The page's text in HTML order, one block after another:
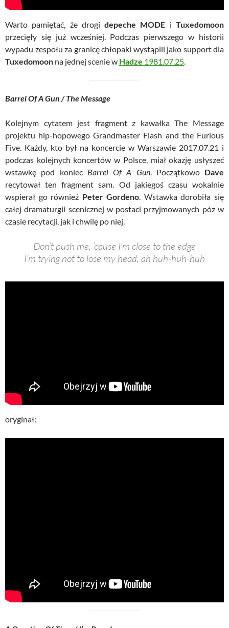
Warto pamiętać, że drogidepeche MODE iTuxedomoon
przecięły się już wcześniej. Podczas pierwszego w historii
wypadu zespołu za granicę chłopaki wystąpili jako support dla
Tuxedomoon na jednej scenie w Hadze 1981.07.25
Barrel Of A Gun / The Message
Kolejnym cytatem jest fragment z kawałka The Message
projektu hip-hopowego Grandmaster Flash and the Furious
Five. Każdy, kto był na koncercie w Warszawie 2017.07.21 i
podczas kolejnych koncertów w Polsce, miał okazję usłyszeć
wstawkę pod koniec Barrel Of A Gun. Początkowo Dave
recytował ten fragment sam. Od jakiegoś czasu wokalnie
wspierał go również Peter Gordeno . Wstawka dorobiła się
całej dramaturgii scenicznej w postaci przyjmowanych póz w
czasie recytacji, jak i chwilę po niej.
Don’t push me, ’cause I’m close to the edge
I’m trying not to lose my head, ah huh-huh-huh
oryginał: